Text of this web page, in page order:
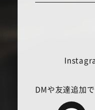
DMや友達追加